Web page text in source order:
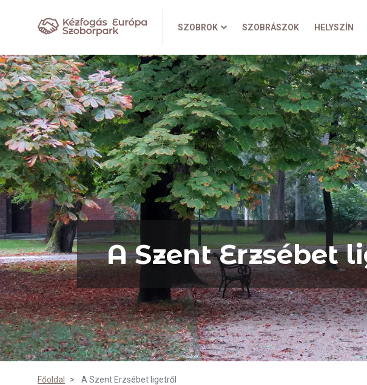
SZOBROK SZOBRÁSZOK HELYSZÍN
A Szent Erzsébet
Főoldal A Szent Erzsébet ligetről